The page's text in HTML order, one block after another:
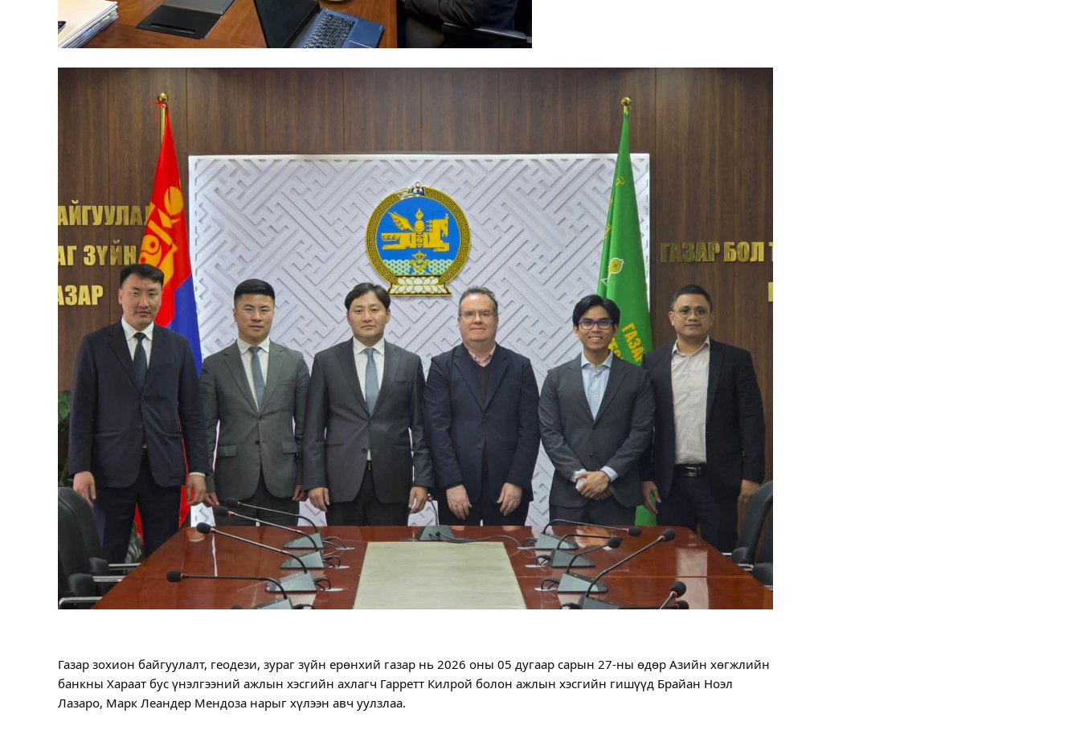
Газар зохион байгуулалт, геодези, зураг зүйн ерөнхий газар нь 2026 оны 05 дугаар сарын 27-ны өдөр Азийн хөгжлийн
банкны Хараат бус үнэлгээний ажлын хэсгийн ахлагч Гарретт Килрой болон ажлын хэсгийн гишүүд Брайан Ноэл
Лазаро, Марк Леандер Мендоза нарыг хүлээн авч уулзлаа.